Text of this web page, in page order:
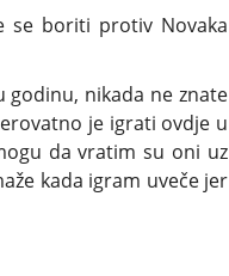
se boriti protiv Novaka
godinu, nikada ne znate
je igrati ovdje u
da vratim su oni uz
kada igram uveče jer